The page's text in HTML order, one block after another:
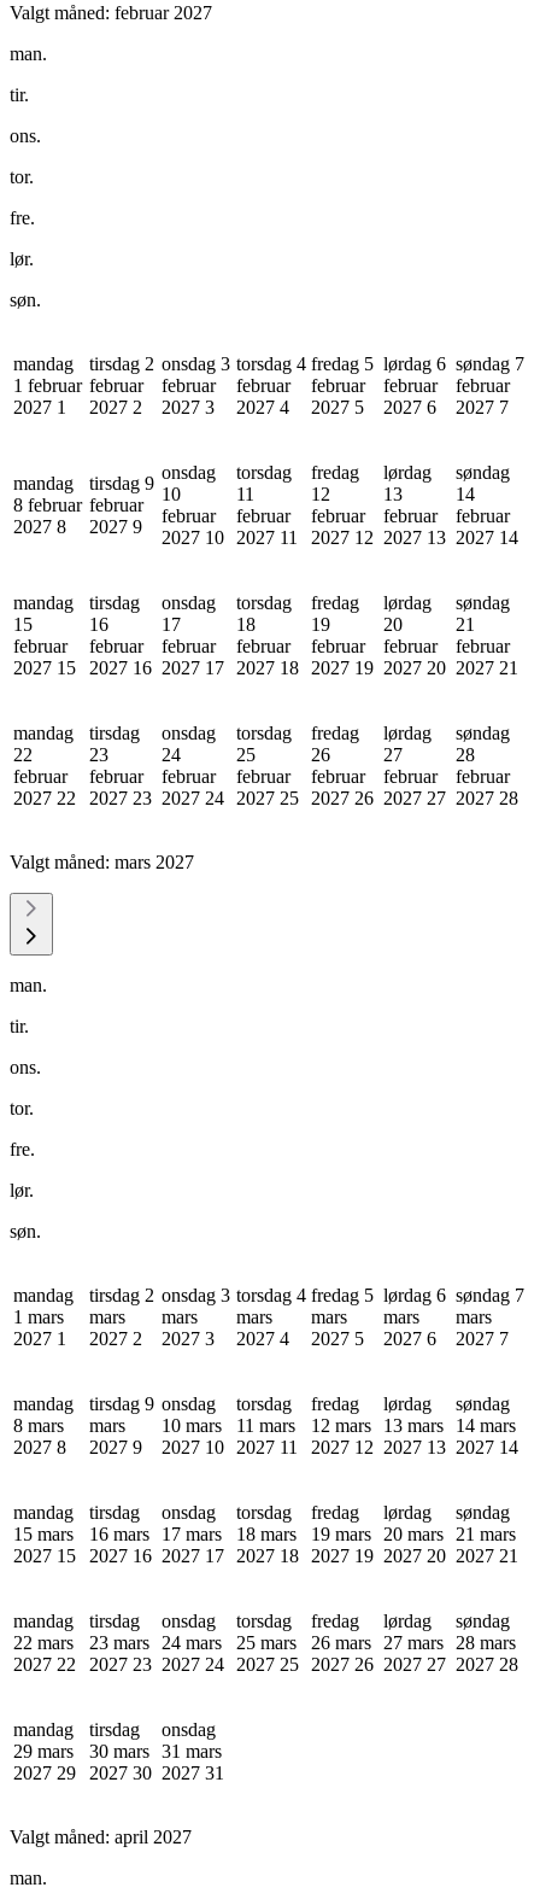
Valgt måned: februar 2027
man.
tir.
ons.
tor.
fre.
lør.
søn.
mandag
1 februar
2027 1
tirsdag 2
februar
2027 2
onsdag 3
februar
2027 3
torsdag 4
februar
2027 4
fredag 5
februar
2027 5
lørdag 6
februar
2027 6
søndag 7
februar
2027 7
mandag
8 februar
2027 8
tirsdag 9
februar
2027 9
onsdag
10
februar
2027 10
torsdag
11
februar
2027 11
fredag
12
februar
2027 12
lørdag
13
februar
2027 13
søndag
14
februar
2027 14
mandag
15
februar
2027 15
tirsdag
16
februar
2027 16
onsdag
17
februar
2027 17
torsdag
18
februar
2027 18
fredag
19
februar
2027 19
lørdag
20
februar
2027 20
søndag
21
februar
2027 21
mandag
22
februar
2027 22
tirsdag
23
februar
2027 23
onsdag
24
februar
2027 24
torsdag
25
februar
2027 25
fredag
26
februar
2027 26
lørdag
27
februar
2027 27
søndag
28
februar
2027 28
Valgt måned: mars 2027
man.
tir.
ons.
tor.
fre.
lør.
søn.
mandag
1 mars
2027 1
tirsdag 2
mars
2027 2
onsdag 3
mars
2027 3
torsdag 4
mars
2027 4
fredag 5
mars
2027 5
lørdag 6
mars
2027 6
søndag 7
mars
2027 7
mandag
8 mars
2027 8
tirsdag 9
mars
2027 9
onsdag
10 mars
2027 10
torsdag
11 mars
2027 11
fredag
12 mars
2027 12
lørdag
13 mars
2027 13
søndag
14 mars
2027 14
mandag
15 mars
2027 15
tirsdag
16 mars
2027 16
onsdag
17 mars
2027 17
torsdag
18 mars
2027 18
fredag
19 mars
2027 19
lørdag
20 mars
2027 20
søndag
21 mars
2027 21
mandag
22 mars
2027 22
tirsdag
23 mars
2027 23
onsdag
24 mars
2027 24
torsdag
25 mars
2027 25
fredag
26 mars
2027 26
lørdag
27 mars
2027 27
søndag
28 mars
2027 28
mandag
29 mars
2027 29
tirsdag
30 mars
2027 30
onsdag
31 mars
2027 31
Valgt måned: april 2027
man.